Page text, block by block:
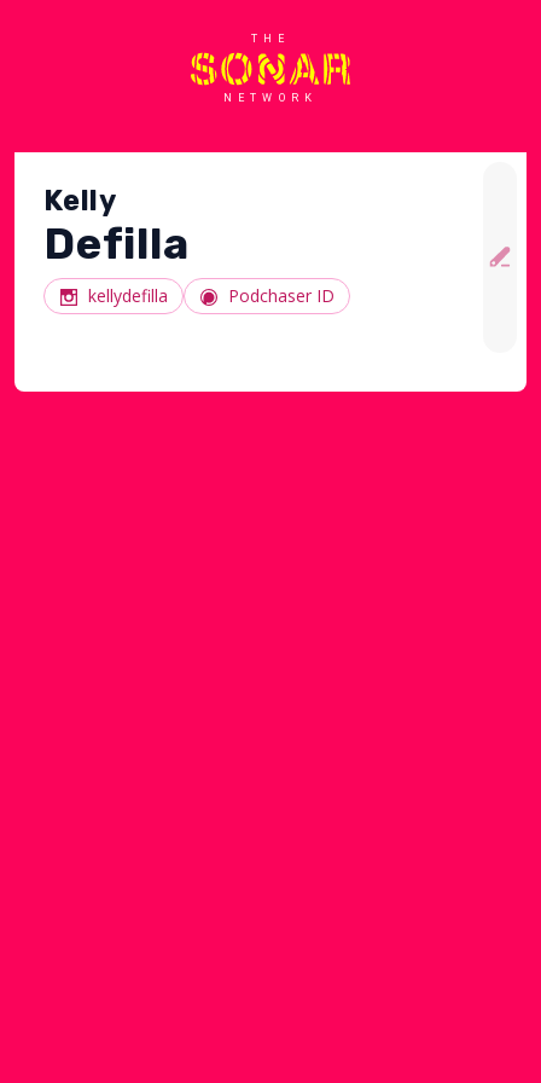
THE
NETWORK
Kelly
Defilla
kellydefilla Podchaser ID